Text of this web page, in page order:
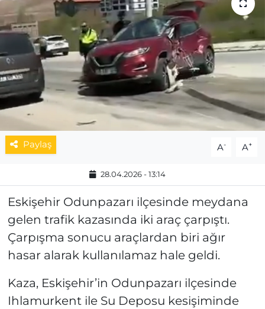
Paylaş A- A+
28.04.2026 - 13:14
Eskişehir Odunpazarı ilçesinde meydana
gelen trafik kazasında iki araç çarpıştı.
Çarpışma sonucu araçlardan biri ağır
hasar alarak kullanılamaz hale geldi.
Kaza, Eskişehir’in Odunpazarı ilçesinde
Ihlamurkent ile Su Deposu kesişiminde
MAGAZİN
ESKİŞEHİRSPOR